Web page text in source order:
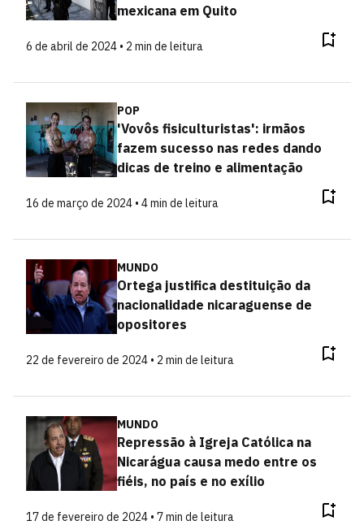
mexicana em Quito
6 de abril de 2024 • 2 min de leitura
POP
'Vovôs fisiculturistas': irmãos
fazem sucesso nas redes dando
dicas de treino e alimentação
16 de março de 2024 • 4 min de leitura
MUNDO
Ortega justifica destituição da
nacionalidade nicaraguense de
opositores
22 de fevereiro de 2024 • 2 min de leitura
MUNDO
Repressão à Igreja Católica na
Nicarágua causa medo entre os
fiéis, no país e no exílio
17 de fevereiro de 2024 • 7 min de leitura